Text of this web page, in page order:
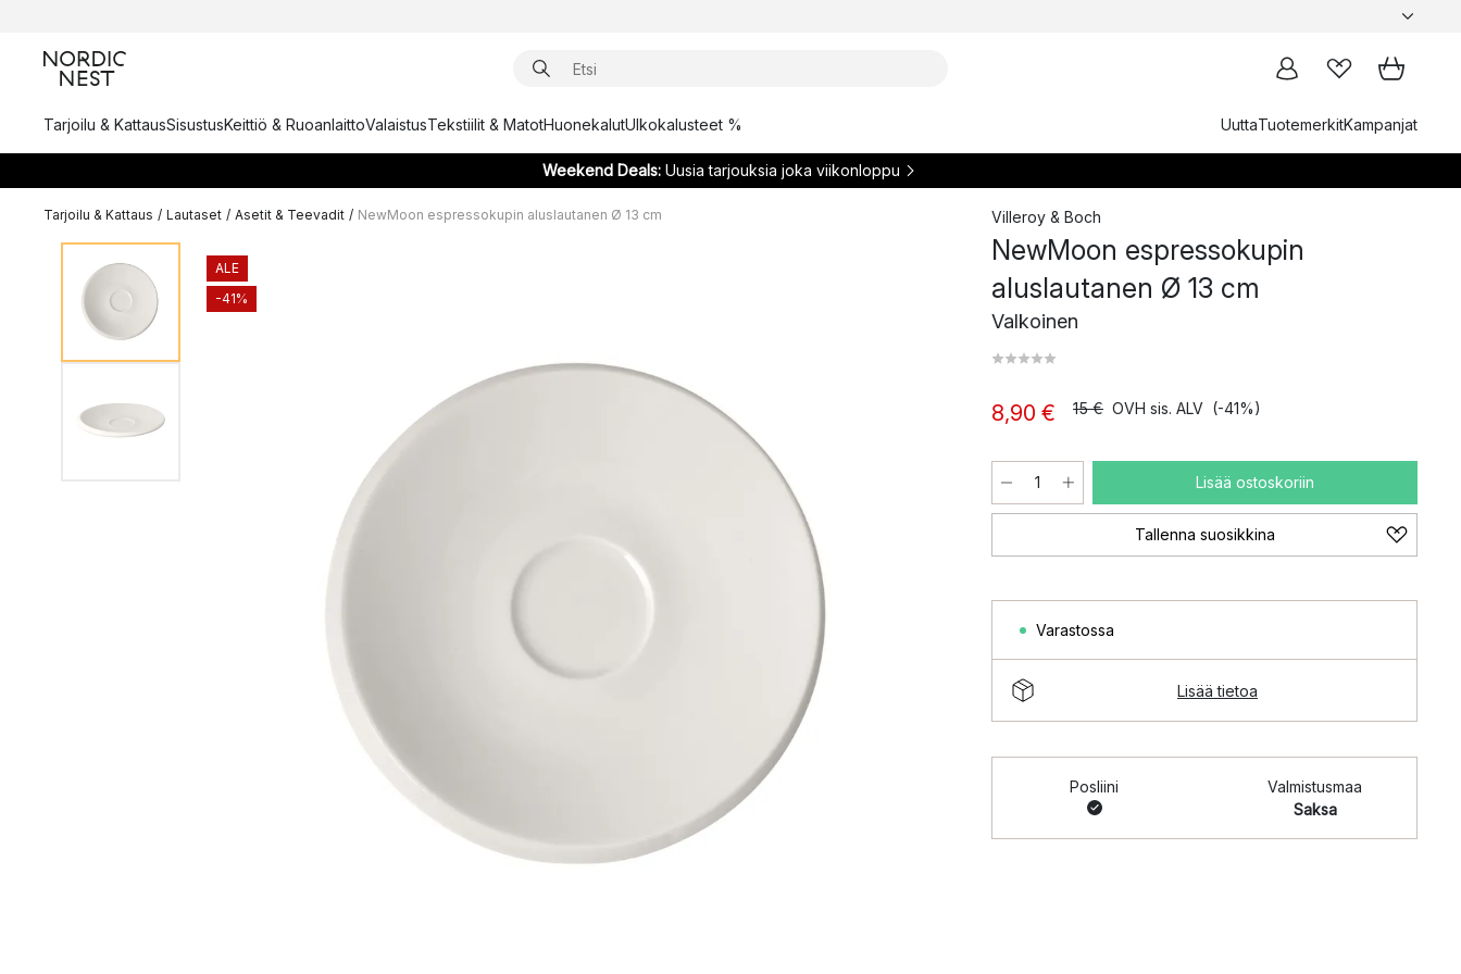
Tarjoilu & KattausSisustusKeittiö & RuoanlaittoValaistusTekstiilit & MatotHuonekalutUlkokalusteet % UuttaTuotemerkitKampanjat
Weekend Deals:Uusia tarjouksia joka viikonloppu
Tarjoilu & Kattaus / Lautaset / Asetit & Teevadit / NewMoon espressokupin aluslautanen Ø 13 cm
ALE
-41%
Villeroy & Boch
NewMoon espressokupin
aluslautanen Ø 13 cm
Valkoinen
8,90 € 15 € OVH sis. ALV (-41%)
Lisää ostoskoriin
Tallenna suosikkina
Varastossa
Lisää tietoa
Posliini
Valmistusmaa
Saksa